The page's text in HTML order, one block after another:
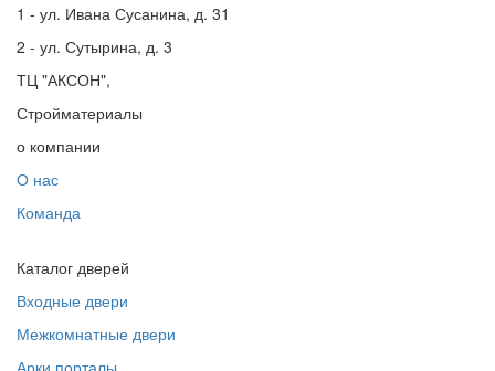
1 - ул. Ивана Сусанина, д. 31
2 - ул. Сутырина, д. 3
ТЦ "АКСОН",
Стройматериалы
о компании
О нас
Команда
Каталог дверей
Входные двери
Межкомнатные двери